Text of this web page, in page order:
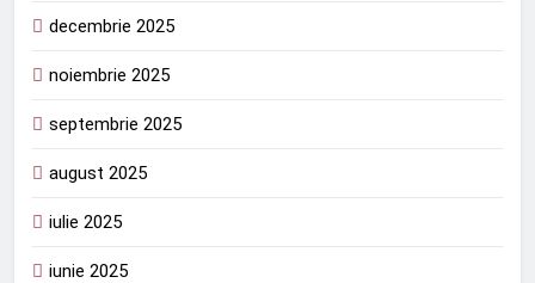
decembrie 2025
noiembrie 2025
septembrie 2025
august 2025
iulie 2025
iunie 2025